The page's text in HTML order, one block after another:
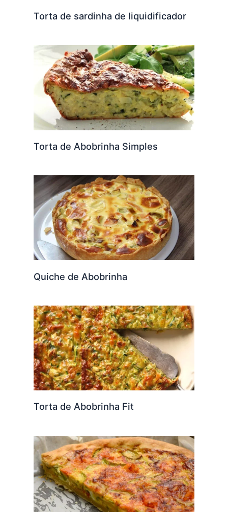
Torta de sardinha de liquidificador
Torta de Abobrinha Simples
Quiche de Abobrinha
Torta de Abobrinha Fit